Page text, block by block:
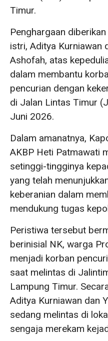
Timur.
Penghargaan
istri, Aditya Kurniawan
Ashofah, atas
dalam membantu
pencurian dengan
di Jalan Lintas Timur
Juni 2026.
Dalam amanatnya,
AKBP Heti Patmawati
setinggi-tingginya
yang telah
keberanian dalam
mendukung tugas
Peristiwa tersebut
berinisial NK, warga
menjadi korban
saat melintas di
Lampung Timur.
Aditya Kurniawan dan
sedang melintas di
sengaja merekam